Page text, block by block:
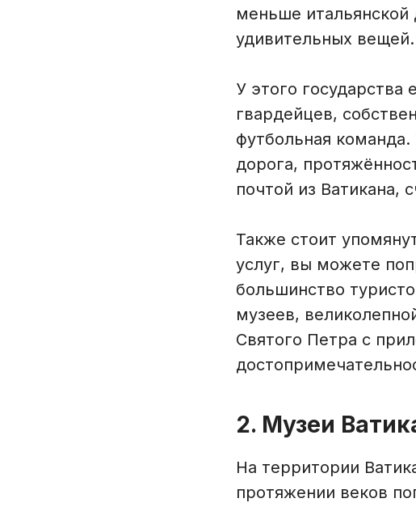
меньше
удивительных вещей.
У этого государства
гвардейцев,
футбольная
дорога,
почтой из Ватикана,
Также стоит
услуг, вы можете
большинство
музеев,
Святого Петра с
2. Музеи
На территории
протяжении веков